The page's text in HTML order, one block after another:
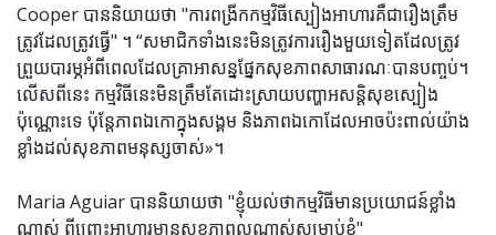
Cooper បាននិយាយថា "ការពង្រីកកម្មវិធីស្បៀងអាហារគឺជារឿងត្រឹម
ត្រូវដែលត្រូវធ្វើ" ។ “សមាជិកទាំងនេះមិនត្រូវការរឿងមួយទៀតដែលត្រូវ
ព្រួយបារម្ភអំពីពេលដែលគ្រាអាសន្នផ្នែកសុខភាពសាធារណៈបានបញ្ចប់។
លើសពីនេះ កម្មវិធី​នេះ​មិន​ត្រឹមតែ​ដោះស្រាយ​បញ្ហា​អសន្តិសុខ​ស្បៀង​
ប៉ុណ្ណោះ​ទេ ប៉ុន្តែ​ភាពឯកោ​ក្នុង​សង្គម និង​ភាពឯកោ​ដែល​អាច​ប៉ះពាល់​យ៉ាង
ខ្លាំង​ដល់​សុខភាព​មនុស្ស​ចាស់​»​។
Maria Aguiar បាននិយាយថា "ខ្ញុំយល់ថាកម្មវិធីមានប្រយោជន៍ខ្លាំង
ណាស់ ពីព្រោះអាហារមានសុខភាពល្អណាស់សម្រាប់ខ្ញុំ"